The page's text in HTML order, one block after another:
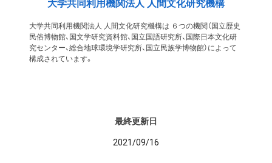
大学共同利用機関法人 人間文化研究機構
大学共同利用機関法人 人間文化研究機構は ６つの機関（国立歴史
民俗博物館、国文学研究資料館、国立国語研究所、国際日本文化研
究センター、総合地球環境学研究所、国立民族学博物館）によって
構成されています。
最終更新日
2021/09/16